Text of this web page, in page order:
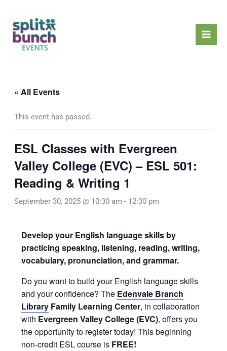
content
« All Events
This event has passed.
ESL Classes with Evergreen
Valley College (EVC) – ESL 501:
Reading & Writing 1
September 30, 2025 @ 10:30 am - 12:30 pm
Develop your English language skills by
practicing speaking, listening, reading, writing,
vocabulary, pronunciation, and grammar.
Do you want to build your English language skills
and your confidence? The Edenvale Branch
Library Family Learning Center, in collaboration
with Evergreen Valley College (EVC), offers you
the opportunity to register today! This beginning
non-credit ESL course is FREE!